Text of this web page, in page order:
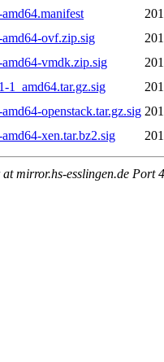
amd64-ovf.zip.sig
vmdk.zip.sig
1_amd64.tar.gz.sig
openstack.tar.gz.sig
xen.tar.bz2.sig
mirror.hs-esslingen.de Port